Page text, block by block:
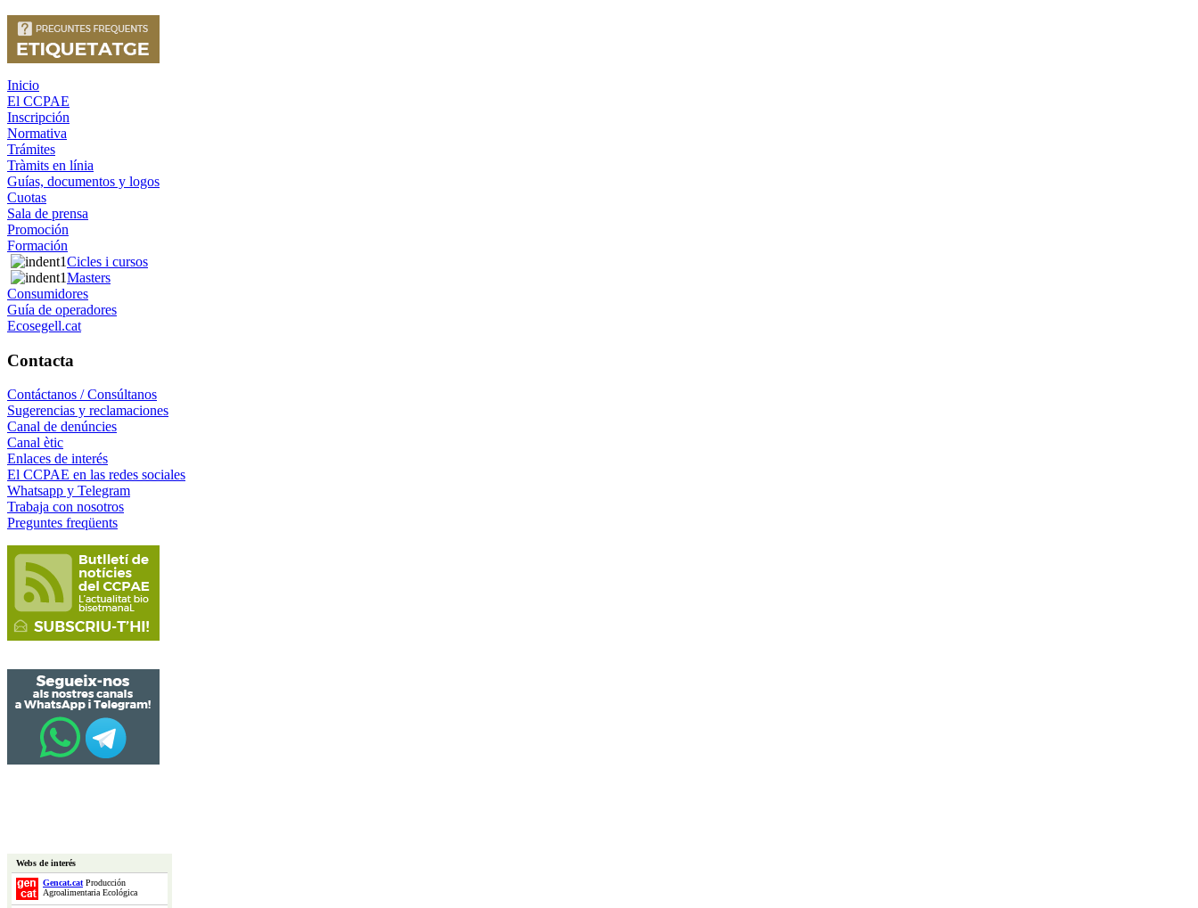
Inicio
El CCPAE
Inscripción
Normativa
Trámites
Tràmits en línia
Guías, documentos y logos
Cuotas
Sala de prensa
Promoción
Formación
Cicles i cursos
Masters
Consumidores
Guía de operadores
Ecosegell.cat
Contacta
Contáctanos / Consúltanos
Sugerencias y reclamaciones
Canal de denúncies
Canal ètic
Enlaces de interés
El CCPAE en las redes sociales
Whatsapp y Telegram
Trabaja con nosotros
Preguntes freqüents
Webs de interés
Gencat.catProducción
Agroalimentaria Ecológica